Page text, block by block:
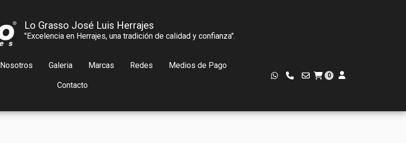
Lo Grasso José Luis Herrajes
"Excelencia en Herrajes, una tradición de calidad y confianza".
Nosotros Galeria Marcas Redes Medios de Pago
Contacto
0